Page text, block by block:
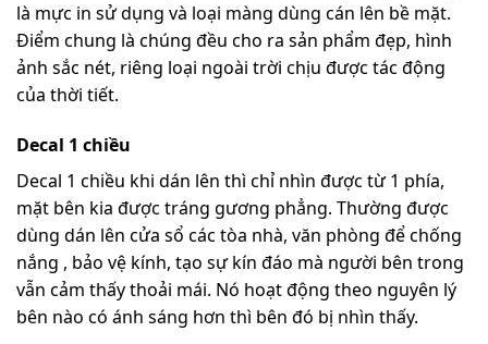
là mực in sử dụng và loại màng dùng cán lên bề mặt.
Điểm chung là chúng đều cho ra sản phẩm đẹp, hình
ảnh sắc nét, riêng loại ngoài trời chịu được tác động
của thời tiết.
Decal 1 chiều
Decal 1 chiều khi dán lên thì chỉ nhìn được từ 1 phía,
mặt bên kia được tráng gương phẳng. Thường được
dùng dán lên cửa sổ các tòa nhà, văn phòng để chống
nắng , bảo vệ kính, tạo sự kín đáo mà người bên trong
vẫn cảm thấy thoải mái. Nó hoạt động theo nguyên lý
bên nào có ánh sáng hơn thì bên đó bị nhìn thấy.